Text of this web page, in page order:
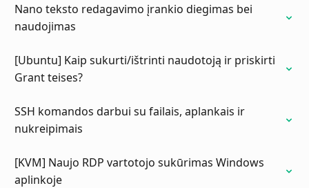
Nano teksto redagavimo įrankio diegimas bei
naudojimas
[Ubuntu] Kaip sukurti/ištrinti naudotoją ir priskirti
Grant teises?
SSH komandos darbui su failais, aplankais ir
nukreipimais
[KVM] Naujo RDP vartotojo sukūrimas Windows
aplinkoje